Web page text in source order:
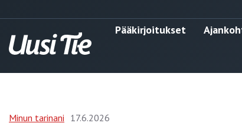
Pääkirjoitukset
Minun tarinani 17.6.2026